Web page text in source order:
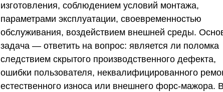
изготовления, соблюдением условий монтажа,
параметрами эксплуатации, своевременностью
обслуживания, воздействием внешней среды.
задача — ответить на вопрос: является ли поломка
следствием скрытого производственного дефекта,
ошибки пользователя, неквалифицированного
естественного износа или внешнего форс-мажора. В